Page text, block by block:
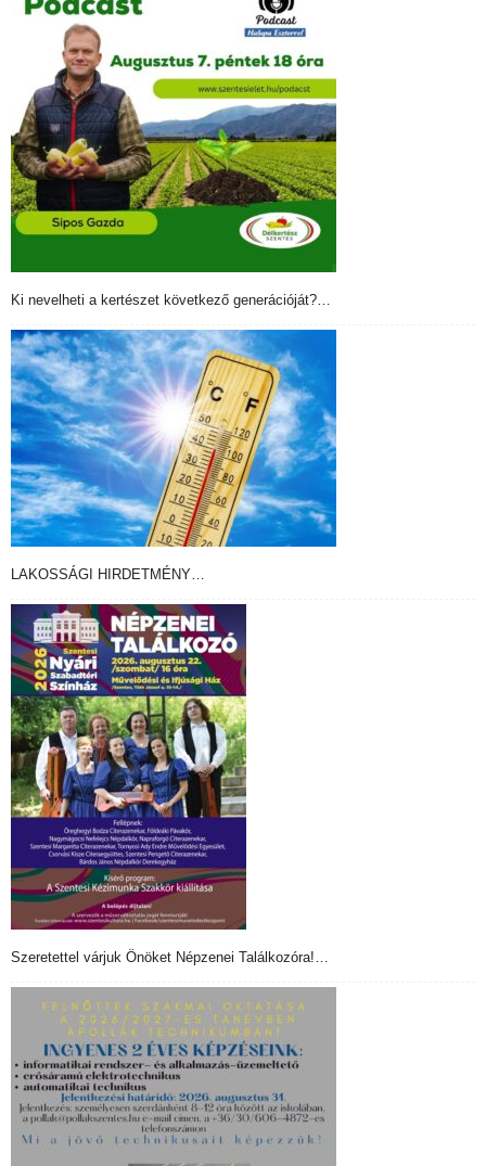
Ki nevelheti a kertészet következő generációját?…
LAKOSSÁGI HIRDETMÉNY…
Szeretettel várjuk Önöket Népzenei Találkozóra!…